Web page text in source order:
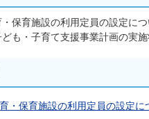
保育施設の利用定員の設定に
も・子育て支援事業計画の実
・保育施設の利用定員の設定